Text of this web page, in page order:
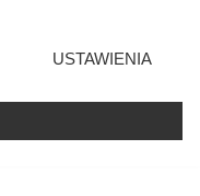
poślubić syna
prywatności
strony. Niektóre
się takiemu
zastosowania tylko
USTAWIENIA